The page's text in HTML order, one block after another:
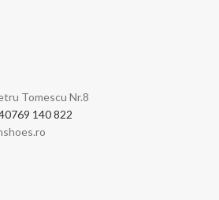
Tomescu Nr.8
140 822